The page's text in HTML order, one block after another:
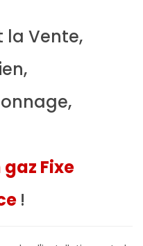
la Vente,
Fixe
!